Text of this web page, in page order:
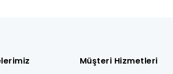
Müşteri Hizmetleri